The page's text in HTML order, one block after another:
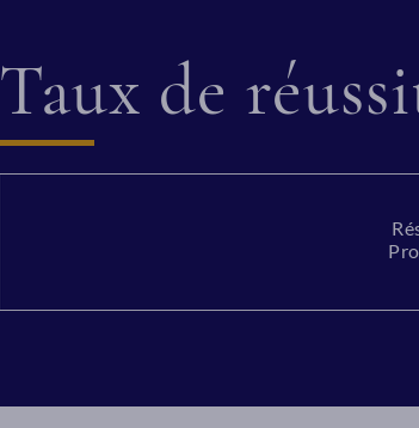
Taux de